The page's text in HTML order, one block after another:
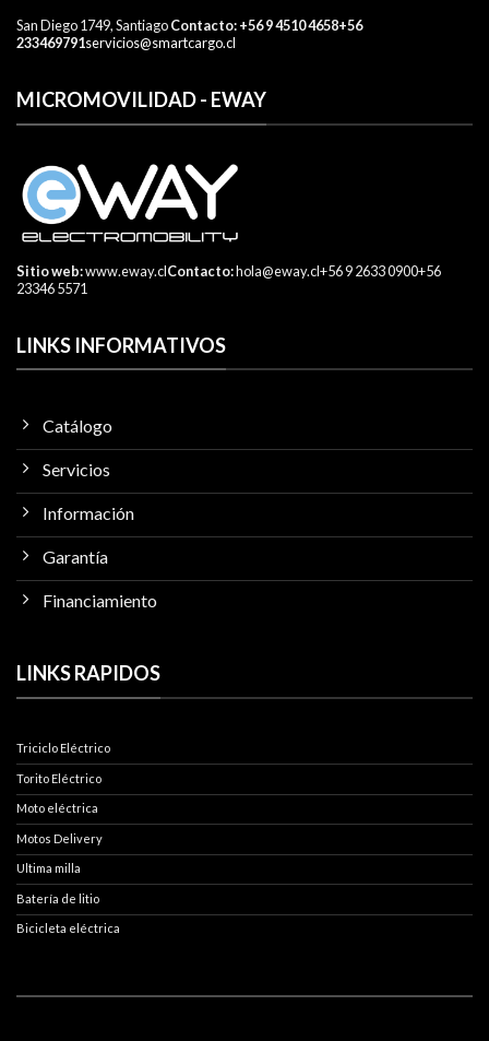
San Diego 1749, Santiago​ Contacto:+56 9 4510 4658+56
233469791servicios@smartcargo.cl
MICROMOVILIDAD - EWAY
Sitio web:www.eway.clContacto:hola@eway.cl+56 9 2633 0900+56
23346 5571
LINKS INFORMATIVOS
Catálogo
Servicios
Información
Garantía
Financiamiento
LINKS RAPIDOS
Triciclo Eléctrico
Torito Eléctrico
Moto eléctrica
Motos Delivery
Ultima milla
Batería de litio
Bicicleta eléctrica